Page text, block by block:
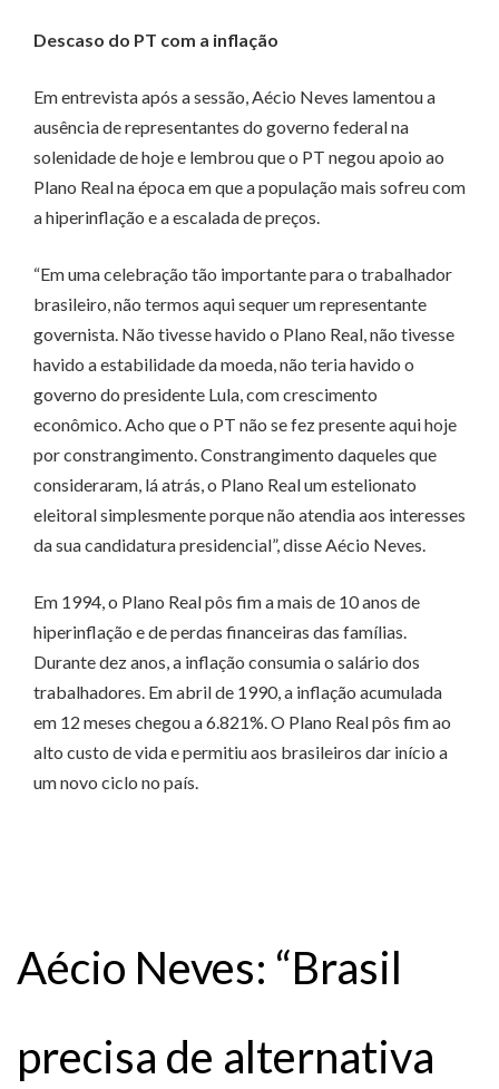
Descaso do PT com a inflação
Em entrevista após a sessão, Aécio Neves lamentou a
ausência de representantes do governo federal na
solenidade de hoje e lembrou que o PT negou apoio ao
Plano Real na época em que a população mais sofreu com
a hiperinflação e a escalada de preços.
“Em uma celebração tão importante para o trabalhador
brasileiro, não termos aqui sequer um representante
governista. Não tivesse havido o Plano Real, não tivesse
havido a estabilidade da moeda, não teria havido o
governo do presidente Lula, com crescimento
econômico. Acho que o PT não se fez presente aqui hoje
por constrangimento. Constrangimento daqueles que
consideraram, lá atrás, o Plano Real um estelionato
eleitoral simplesmente porque não atendia aos interesses
da sua candidatura presidencial”, disse Aécio Neves.
Em 1994, o Plano Real pôs fim a mais de 10 anos de
hiperinflação e de perdas financeiras das famílias.
Durante dez anos, a inflação consumia o salário dos
trabalhadores. Em abril de 1990, a inflação acumulada
em 12 meses chegou a 6.821%. O Plano Real pôs fim ao
alto custo de vida e permitiu aos brasileiros dar início a
um novo ciclo no país.
Aécio Neves: “Brasil
precisa de alternativa